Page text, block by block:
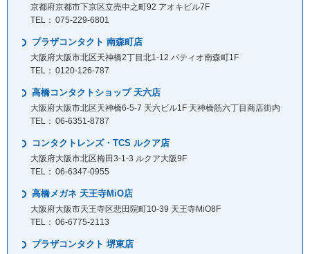
京都府京都市下京区立売中之町92 アオキビル7F
075-229-6801
プラザコンタクト 南森町店
大阪府大阪市北区天神橋2丁目北1-12 パティオ南森町1F
0120-126-787
高橋コンタクトショップ 天六店
大阪府大阪市北区天神橋6-5-7 天六ビル1F 天神橋筋六丁目商店街内
06-6351-8787
コンタクトレンズ・TCS ルクア店
大阪府大阪市北区梅田3-1-3 ルクア大阪9F
06-6347-0955
高橋メガネ 天王寺MiO店
大阪府大阪市天王寺区悲田院町10-39 天王寺MiO8F
06-6775-2113
プラザコンタクト 堺東店